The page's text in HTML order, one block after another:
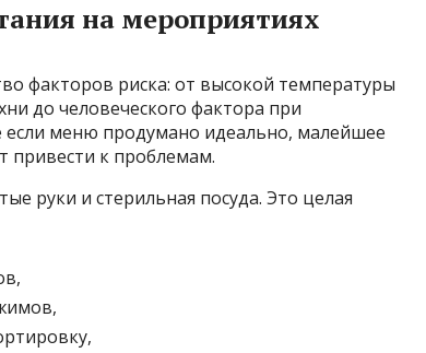
на мероприятиях
факторов риска: от высокой температуры
до человеческого фактора при
меню продумано идеально, малейшее
привести к проблемам.
руки и стерильная посуда. Это целая